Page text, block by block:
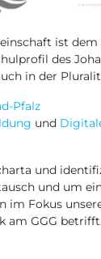
ist
des
in der
Pfalz
und
und
und um
im Fokus
am GGG betrifft.